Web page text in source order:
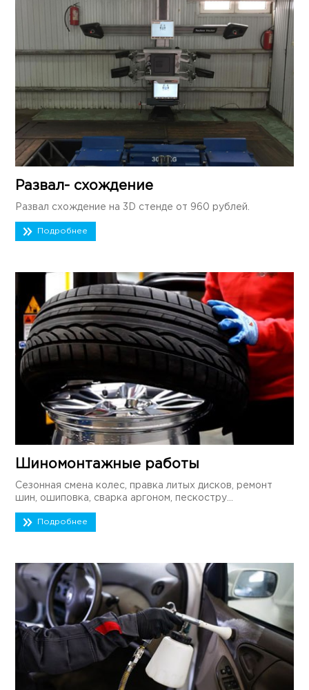
Развал- схождение
Развал схождение на 3D стенде от 960 рублей.
Подробнее
Шиномонтажные работы
Сезонная смена колес, правка литых дисков, ремонт
шин, ошиповка, сварка аргоном, пескостру...
Подробнее